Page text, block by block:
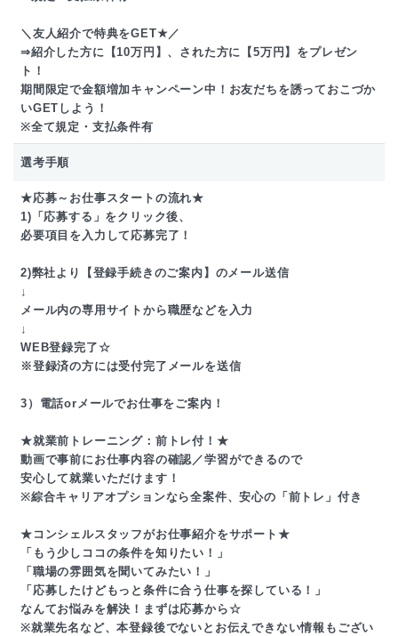
＼友人紹介で特典をGET★／
⇒紹介した方に【10万円】、された方に【5万円】をプレゼン
ト！
期間限定で金額増加キャンペーン中！お友だちを誘っておこづか
いGETしよう！
※全て規定・支払条件有
選考手順
★応募～お仕事スタートの流れ★
1)「応募する」をクリック後、
必要項目を入力して応募完了！
2)弊社より【登録手続きのご案内】のメール送信
↓
メール内の専用サイトから職歴などを入力
↓
WEB登録完了☆
※登録済の方には受付完了メールを送信
3）電話orメールでお仕事をご案内！
★就業前トレーニング：前トレ付！★
動画で事前にお仕事内容の確認／学習ができるので
安心して就業いただけます！
※綜合キャリアオプションなら全案件、安心の「前トレ」付き
★コンシェルスタッフがお仕事紹介をサポート★
「もう少しココの条件を知りたい！」
「職場の雰囲気を聞いてみたい！」
「応募したけどもっと条件に合う仕事を探している！」
なんてお悩みを解決！まずは応募から☆
※就業先名など、本登録後でないとお伝えできない情報もござい